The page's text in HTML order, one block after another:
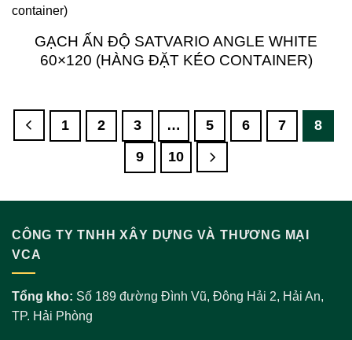
GẠCH ẤN ĐỘ SATVARIO ANGLE WHITE
60×120 (HÀNG ĐẶT KÉO CONTAINER)
1 2 3 … 5 6 7 8
9 10
CÔNG TY TNHH XÂY DỰNG VÀ THƯƠNG MẠI
VCA
Tổng kho: Số 189 đường Đình Vũ, Đông Hải 2, Hải An,
TP. Hải Phòng